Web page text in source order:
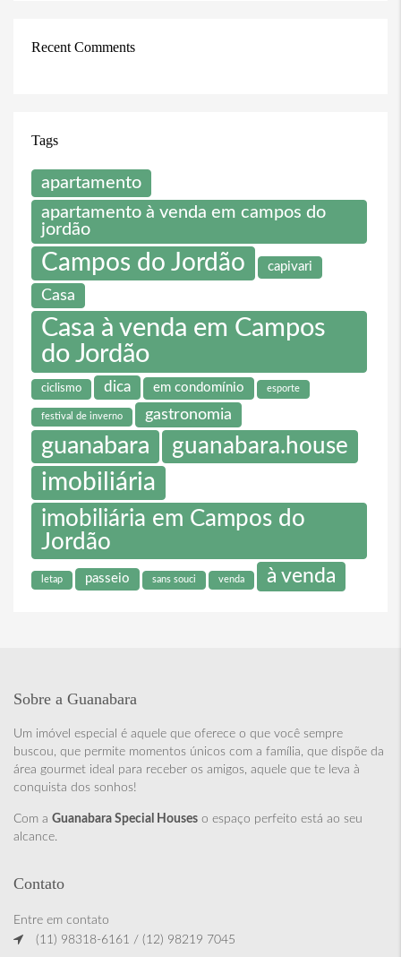
Recent Comments
Tags
apartamento
apartamento à venda em campos do
jordão
Campos do Jordão capivari
Casa
Casa à venda em Campos
do Jordão
ciclismo dica em condomínio esporte
festival de inverno gastronomia
guanabara guanabara.house
imobiliária
imobiliária em Campos do
Jordão
letap passeio sans souci venda à venda
Sobre a Guanabara
Um imóvel especial é aquele que oferece o que você sempre
buscou, que permite momentos únicos com a família, que dispõe da
área gourmet ideal para receber os amigos, aquele que te leva à
conquista dos sonhos!
Com a Guanabara Special Houses o espaço perfeito está ao seu
alcance.
Contato
Entre em contato
(11) 98318-6161 / (12) 98219 7045